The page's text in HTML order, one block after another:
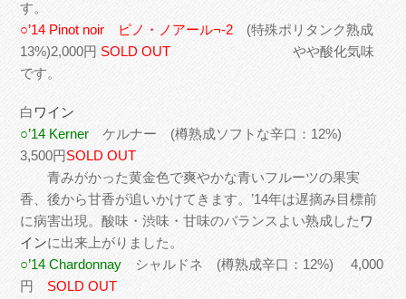
す。
○’14 Pinot noir ピノ・ノアール¬-2 (特殊ポリタンク熟成
13%)2,000円SOLD OUT やや酸化気味
です。
白 ワイン
○’14 Kerner ケルナー (樽熟成ソフトな辛口：12%)
3,500円SOLD OUT
青みがかった黄金色で爽やかな青いフルーツの果実
香、後から甘香が追いかけてきます。’14年は遅摘み目標前
に病害出現。酸味・渋味・甘味のバランスよい熟成した ワ
インに出来上がりました。
○’14 Chardonnay シャルドネ (樽熟成辛口：12%) 4,000
円SOLD OUT